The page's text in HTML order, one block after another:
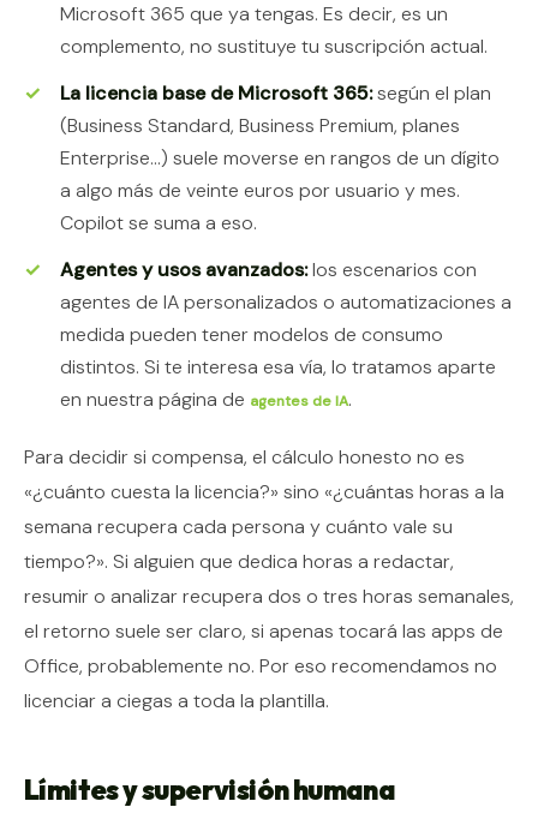
Microsoft 365 que ya tengas. Es decir, es un
complemento, no sustituye tu suscripción actual.
La licencia base de Microsoft 365:según el plan
(Business Standard, Business Premium, planes
Enterprise…) suele moverse en rangos de un dígito
a algo más de veinte euros por usuario y mes.
Copilot se suma a eso.
Agentes y usos avanzados:los escenarios con
agentes de IA personalizados o automatizaciones a
medida pueden tener modelos de consumo
distintos. Si te interesa esa vía, lo tratamos aparte
en nuestra página de agentes de IA.
Para decidir si compensa, el cálculo honesto no es
«¿cuánto cuesta la licencia?» sino «¿cuántas horas a la
semana recupera cada persona y cuánto vale su
tiempo?». Si alguien que dedica horas a redactar,
resumir o analizar recupera dos o tres horas semanales,
el retorno suele ser claro, si apenas tocará las apps de
Office, probablemente no. Por eso recomendamos no
licenciar a ciegas a toda la plantilla.
Límites y supervisión humana